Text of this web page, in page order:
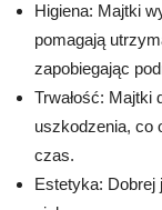
Higiena: Majtki
pomagają
zapobiegając
Trwałość: Majtki
uszkodzenia, co
czas.
Estetyka: Dobrej